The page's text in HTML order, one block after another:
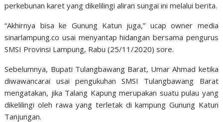
perkebunan karet yang dikelilingi aliran sungai ini melalui berita.
“Akhirnya bisa ke Gunung Katun juga,” ucap owner media
sinarlampung.co usai menyantap hidangan bersama pengurus
SMSI Provinsi Lampung, Rabu (25/11/2020) sore.
Sebelumnya, Bupati Tulangbawang Barat, Umar Ahmad ketika
diwawancarai usai pengukuhan SMSI Tulangbawang Barat
mengatakan, jika Talang Kapung merupakan suatu pulau yang
dikelilingi oleh rawa yang terletak di kampung Gunung Katun
Tanjungan.